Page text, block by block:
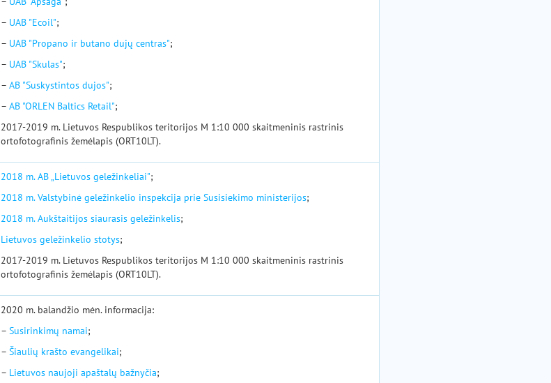
– UAB "Ecoil";
– UAB "Propano ir butano dujų centras";
– UAB "Skulas";
– AB "Suskystintos dujos";
– AB "ORLEN Baltics Retail";
2017-2019 m. Lietuvos Respublikos teritorijos M 1:10 000 skaitmeninis rastrinis
ortofotografinis žemėlapis (ORT10LT).
2018 m. AB „Lietuvos geležinkeliai";
2018 m. Valstybinė geležinkelio inspekcija prie Susisiekimo ministerijos;
2018 m. Aukštaitijos siaurasis geležinkelis;
Lietuvos geležinkelio stotys;
2017-2019 m. Lietuvos Respublikos teritorijos M 1:10 000 skaitmeninis rastrinis
ortofotografinis žemėlapis (ORT10LT).
2020 m. balandžio mėn. informacija:
– Susirinkimų namai;
– Šiaulių krašto evangelikai;
– Lietuvos naujoji apaštalų bažnyčia;